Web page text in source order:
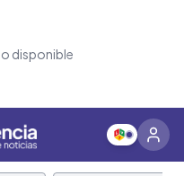
disponible